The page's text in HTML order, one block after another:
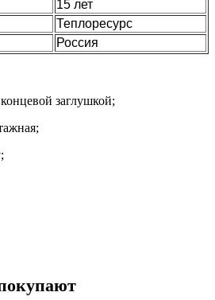
15 лет
Теплоресурс
Россия
заглушкой;